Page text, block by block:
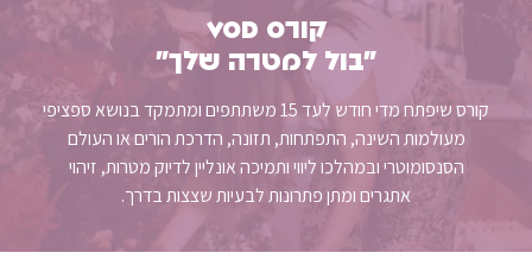
קורס vod
״בול למטרה שלך״
קורס שיפתח מדי חודש לעד 15 משתתפים ומתמקד בנושא ספציפי
מעולמות השינה, התפתחות, תזונה, הדרכת הורים או העולם
הסנסומוטרי ובמהלכו ליווי ותמיכה אונליין לדיוק מטרות, זיהוי
אתגרים ומתן פתרונות לבעיות שצצות בדרך.